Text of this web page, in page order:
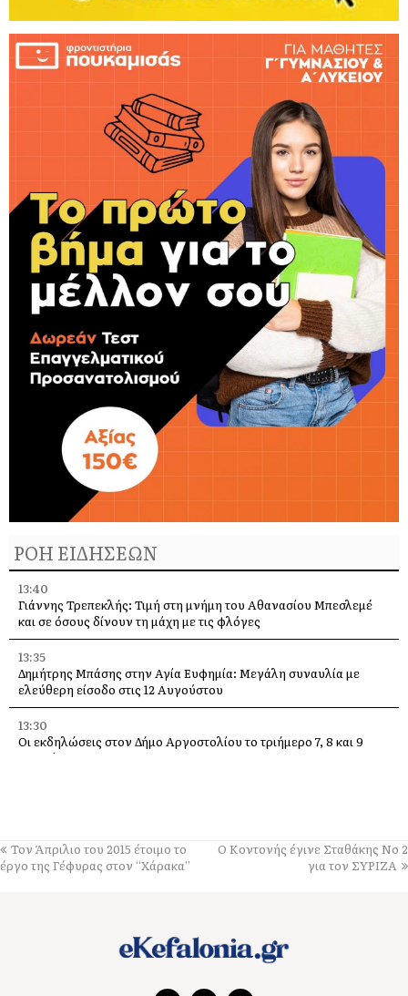
ΡΟΗ ΕΙΔΗΣΕΩΝ
13:40
Γιάννης Τρεπεκλής: Τιμή στη μνήμη του Αθανασίου Μπεσλεμέ
και σε όσους δίνουν τη μάχη με τις φλόγες
13:35
Δημήτρης Μπάσης στην Αγία Ευφημία: Μεγάλη συναυλία με
ελεύθερη είσοδο στις 12 Αυγούστου
13:30
Οι εκδηλώσεις στον Δήμο Αργοστολίου το τριήμερο 7, 8 και 9
Αυγούστου
13:25
Στον “εθνικό κήρυκα” η αυθεντική πλευρά του νησιού. Από
Τα άλογα του Αίνου, σύμμαχοι στην αντιμετώπιση της πυρκαγιάς
Τον Άπριλιο του 2015 έτοιμο το
έργο της Γέφυρας στον “Χάρακα”
Ο Κοντονής έγινε Σταθάκης Νο 2
για τον ΣΥΡΙΖΑ